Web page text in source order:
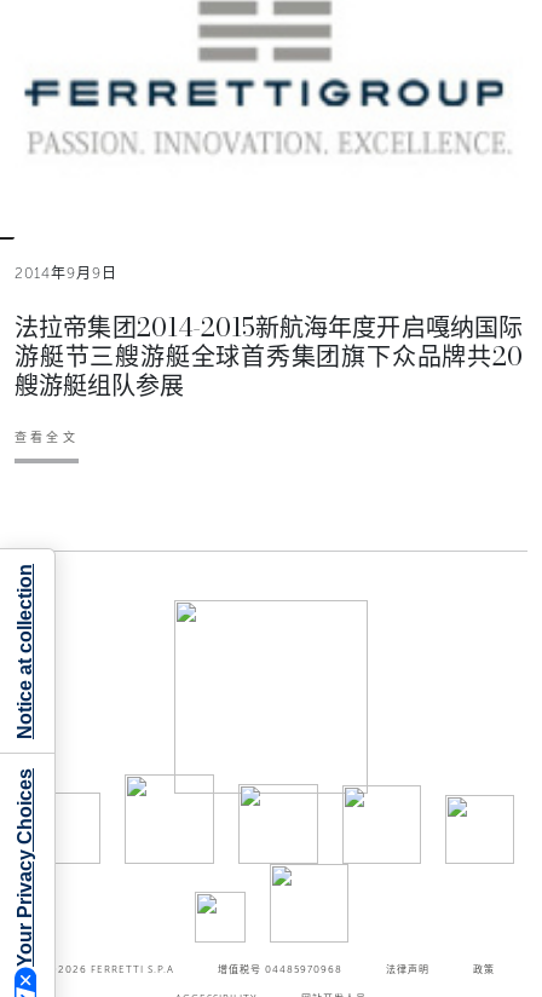
2014年9月9日
法拉帝集团2014-2015新航海年度开启嘎纳国际
游艇节三艘游艇全球首秀集团旗下众品牌共20
艘游艇组队参展
查看全文
©2026 FERRETTI S.P.A 增值税号 04485970968 法律声明 政策
Your Privacy Choices
Notice at collection